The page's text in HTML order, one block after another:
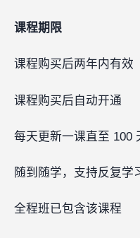
课程期限
课程购买后两年内有效
课程购买后自动开通
每天更新一课直至 100
随到随学，支持反复学
全程班已包含该课程